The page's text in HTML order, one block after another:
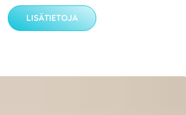
LISÄTIETOJA